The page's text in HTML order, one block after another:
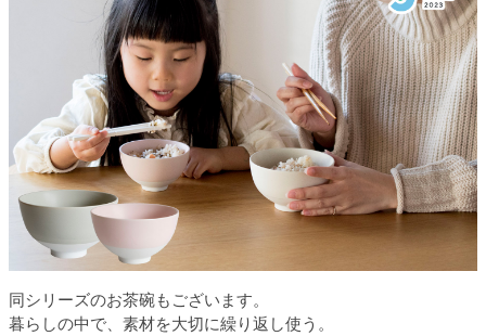
同シリーズのお茶碗もございます。
暮らしの中で、素材を大切に繰り返し使う。